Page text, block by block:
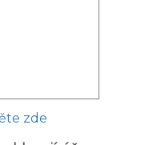
zde